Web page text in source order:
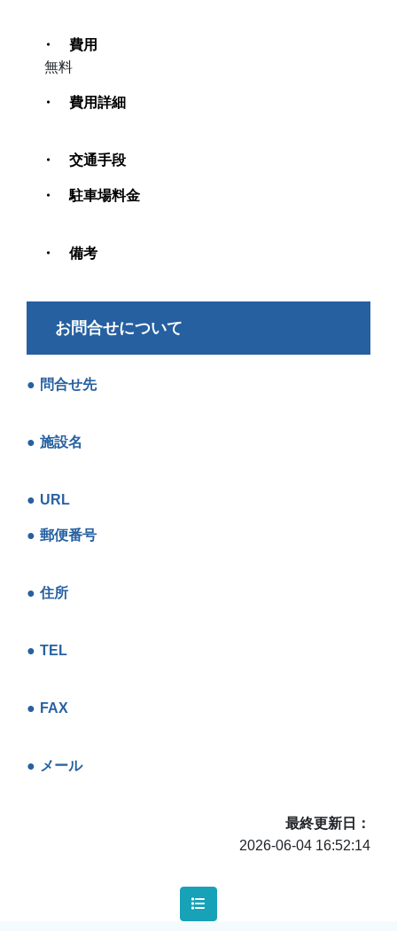
費用
無料
費用詳細
交通手段
駐車場料金
備考
お問合せについて
問合せ先
施設名
URL
郵便番号
住所
TEL
FAX
メール
最終更新日
2026-06-04 16:52:14